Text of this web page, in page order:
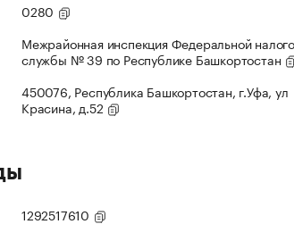
0280
Межрайонная инспекция Федеральной
службы № 39 по Республике Башкортостан
450076, Республика Башкортостан, г.Уфа, ул
Красина, д.52
1292517610